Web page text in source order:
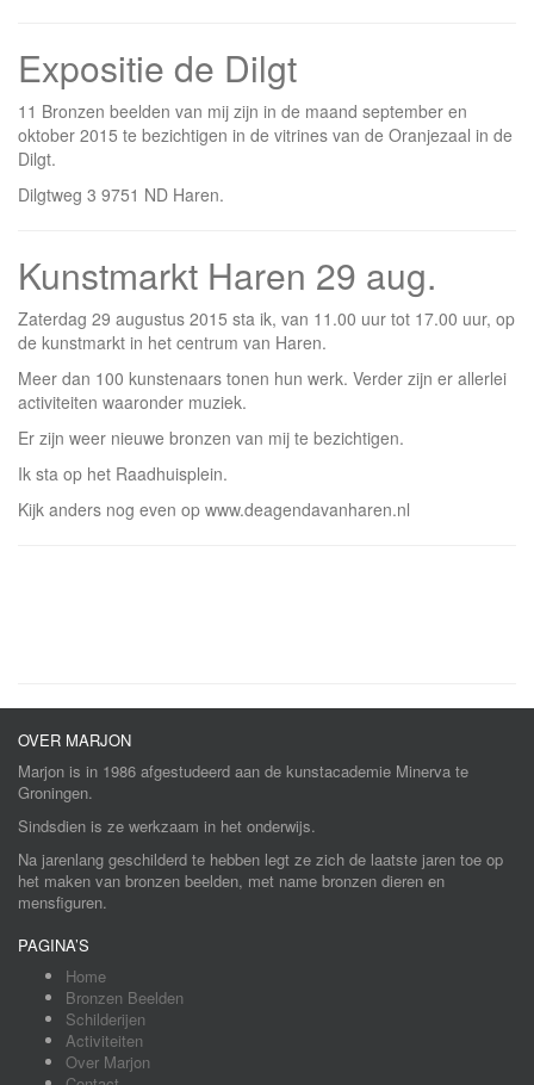
Expositie de Dilgt
11 Bronzen beelden van mij zijn in de maand september en
oktober 2015 te bezichtigen in de vitrines van de Oranjezaal in de
Dilgt.
Dilgtweg 3 9751 ND Haren.
Kunstmarkt Haren 29 aug.
Zaterdag 29 augustus 2015 sta ik, van 11.00 uur tot 17.00 uur, op
de kunstmarkt in het centrum van Haren.
Meer dan 100 kunstenaars tonen hun werk. Verder zijn er allerlei
activiteiten waaronder muziek.
Er zijn weer nieuwe bronzen van mij te bezichtigen.
Ik sta op het Raadhuisplein.
Kijk anders nog even op www.deagendavanharen.nl
OVER MARJON
Marjon is in 1986 afgestudeerd aan de kunstacademie Minerva te
Groningen.
Sindsdien is ze werkzaam in het onderwijs.
Na jarenlang geschilderd te hebben legt ze zich de laatste jaren toe op
het maken van bronzen beelden, met name bronzen dieren en
mensfiguren.
PAGINA’S
Home
Bronzen Beelden
Schilderijen
Activiteiten
Over Marjon